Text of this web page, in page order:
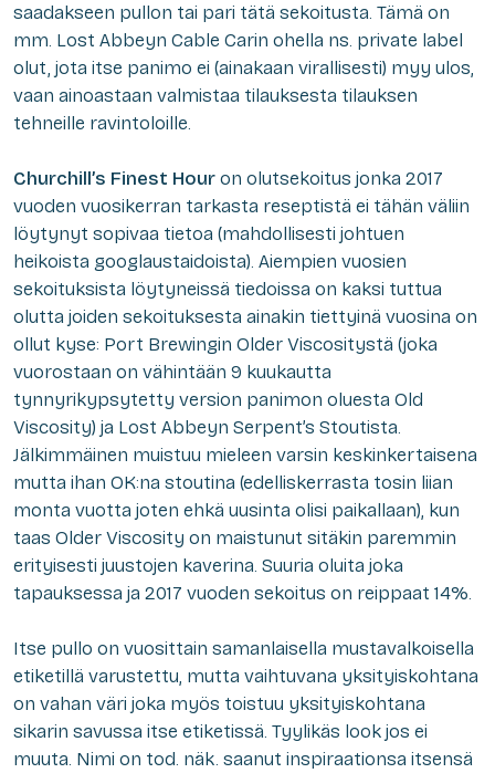
saadakseen pullon tai pari tätä sekoitusta. Tämä on
mm. Lost Abbeyn Cable Carin ohella ns. private label
olut, jota itse panimo ei (ainakaan virallisesti) myy ulos,
vaan ainoastaan valmistaa tilauksesta tilauksen
tehneille ravintoloille.
Churchill’s Finest Houron olutsekoitus jonka 2017
vuoden vuosikerran tarkasta reseptistä ei tähän väliin
löytynyt sopivaa tietoa (mahdollisesti johtuen
heikoista googlaustaidoista). Aiempien vuosien
sekoituksista löytyneissä tiedoissa on kaksi tuttua
olutta joiden sekoituksesta ainakin tiettyinä vuosina on
ollut kyse: Port Brewingin Older Viscositystä (joka
vuorostaan on vähintään 9 kuukautta
tynnyrikypsytetty version panimon oluesta Old
Viscosity) ja Lost Abbeyn Serpent’s Stoutista.
Jälkimmäinen muistuu mieleen varsin keskinkertaisena
mutta ihan OK:na stoutina (edelliskerrasta tosin liian
monta vuotta joten ehkä uusinta olisi paikallaan), kun
taas Older Viscosity on maistunut sitäkin paremmin
erityisesti juustojen kaverina. Suuria oluita joka
tapauksessa ja 2017 vuoden sekoitus on reippaat 14%.
Itse pullo on vuosittain samanlaisella mustavalkoisella
etiketillä varustettu, mutta vaihtuvana yksityiskohtana
on vahan väri joka myös toistuu yksityiskohtana
sikarin savussa itse etiketissä. Tyylikäs look jos ei
muuta. Nimi on tod. näk. saanut inspiraationsa itsensä